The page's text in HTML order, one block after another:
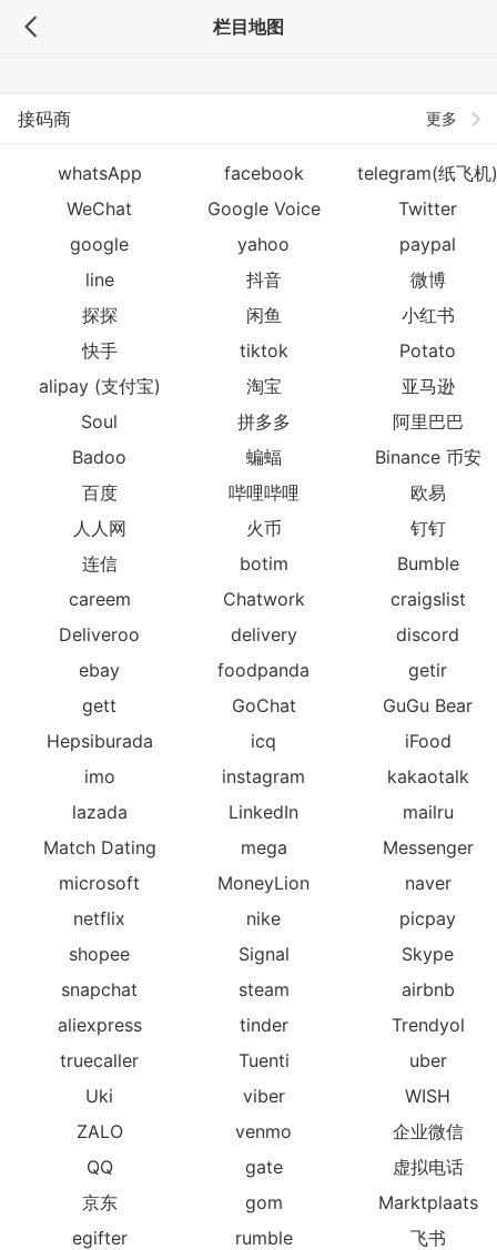
栏目地图
更多
接码商
whatsApp facebook
telegram(纸飞机
WeChat
Google Voice
Twitter
google
yahoo
paypal
line
抖音
微博
探探
闲鱼
小红书
快手
tiktok
Potato
alipay (支付宝)
淘宝
亚马逊
Soul
拼多多
阿里巴巴
Badoo
蝙蝠
Binance 币安
百度
哔哩哔哩
欧易
人人网
火币
钉钉
连信
botim
Bumble
careem
Chatwork
craigslist
Deliveroo
delivery
discord
ebay
foodpanda
getir
gett
GoChat
GuGu Bear
Hepsiburada
icq
iFood
imo
instagram
kakaotalk
lazada
LinkedIn
mailru
Match Dating
mega
Messenger
microsoft
MoneyLion
naver
netflix
nike
picpay
shopee
Signal
Skype
snapchat
steam
airbnb
aliexpress
tinder
Trendyol
truecaller
Tuenti
uber
Uki
viber
WISH
ZALO
venmo
企业微信
QQ
gate
虚拟电话
京东
gom
Marktplaats
egifter
rumble
飞书